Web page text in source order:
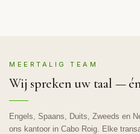
MEERTALIG TEAM
Wij spreken uw taal —
Engels, Spaans, Duits, Zweeds en
ons kantoor in Cabo Roig. Elke